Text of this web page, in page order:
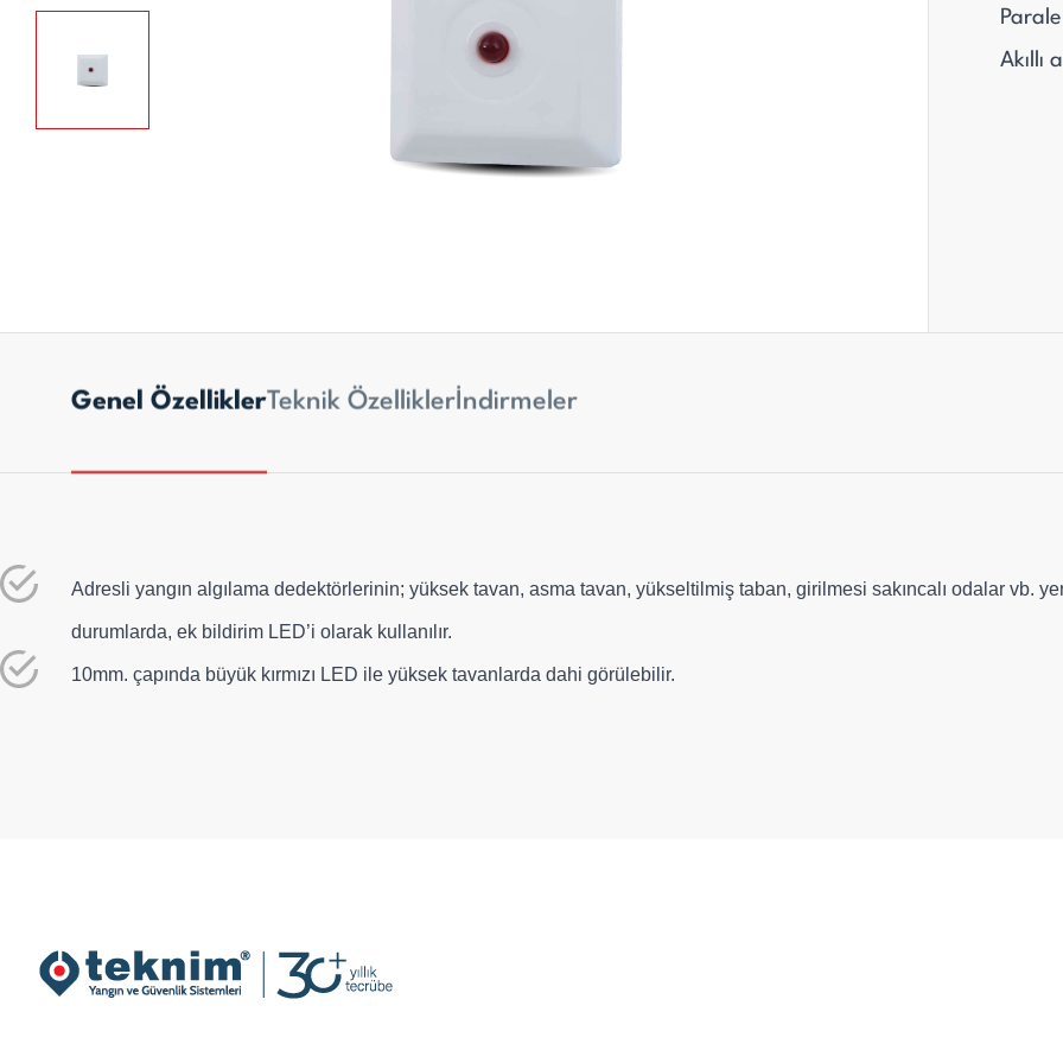
Akıllı
Genel ÖzelliklerTeknik Özelliklerİndirmeler
Adresli yangın algılama dedektörlerinin; yüksek tavan, asma tavan, yükseltilmiş taban, girilmesi sakıncalı odalar vb.
durumlarda, ek bildirim LED’i olarak kullanılır.
10mm. çapında büyük kırmızı LED ile yüksek tavanlarda dahi görülebilir.